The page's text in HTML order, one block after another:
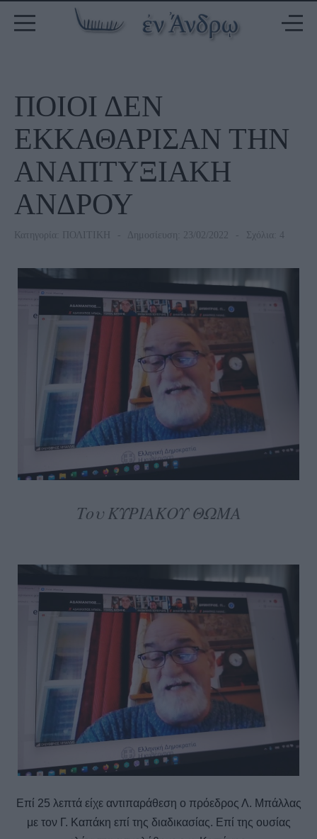
ΠΟΙΟΙ ΔΕΝ
ΕΚΚΑΘΑΡΙΣΑΝ ΤΗΝ
ΑΝΑΠΤΥΞΙΑΚΗ
ΑΝΔΡΟΥ
Κατηγορία: ΠΟΛΙΤΙΚΗ Δημοσίευση: 23/02/2022 Σχόλια: 4
Του ΚΥΡΙΑΚΟΥ ΘΩΜΑ
Επί 25 λεπτά είχε αντιπαράθεση ο πρόεδρος Λ. Μπάλλας
με τον Γ. Καπάκη επί της διαδικασίας. Επί της ουσίας